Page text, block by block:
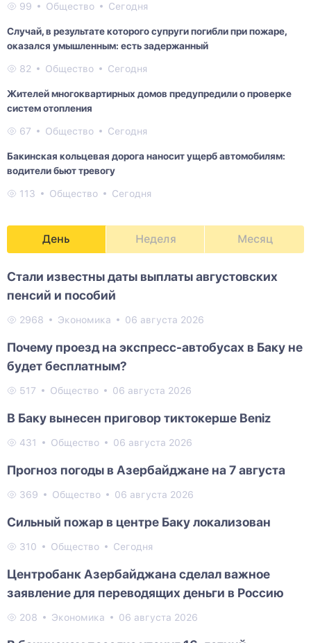
99 Общество Сегодня
Случай, в результате которого супруги погибли при пожаре,
оказался умышленным: есть задержанный
82 Общество Сегодня
Жителей многоквартирных домов предупредили о проверке
систем отопления
67 Общество Сегодня
Бакинская кольцевая дорога наносит ущерб автомобилям:
водители бьют тревогу
113 Общество Сегодня
День Неделя Месяц
Стали известны даты выплаты августовских
пенсий и пособий
2968 Экономика 06 августа 2026
Почему проезд на экспресс-автобусах в Баку не
будет бесплатным?
517 Общество 06 августа 2026
В Баку вынесен приговор тиктокерше Beniz
431 Общество 06 августа 2026
Прогноз погоды в Азербайджане на 7 августа
369 Общество 06 августа 2026
Сильный пожар в центре Баку локализован
310 Общество Сегодня
Центробанк Азербайджана сделал важное
заявление для переводящих деньги в Россию
208 Экономика 06 августа 2026